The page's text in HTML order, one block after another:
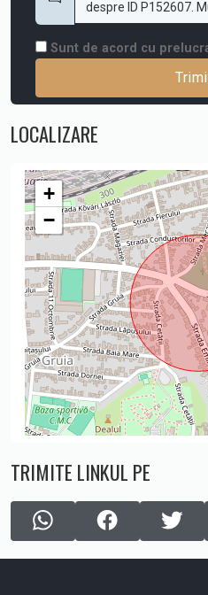
Sunt de acord cu
LOCALIZARE
+
−
TRIMITE LINKUL PE